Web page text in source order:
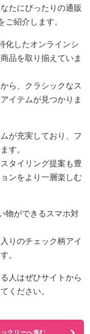
たにぴったりの通販
紹介します。
化したオンラインシ
品を取り揃えていま
ら、クラシックなス
イテムが見つかりま
が充実しており、フ
す。
タイリング提案も豊
ンをより一層楽しむ
物ができるスマホ対
りのチェック柄アイ
。
人はぜひサイトから
ください。
クリーへ進む